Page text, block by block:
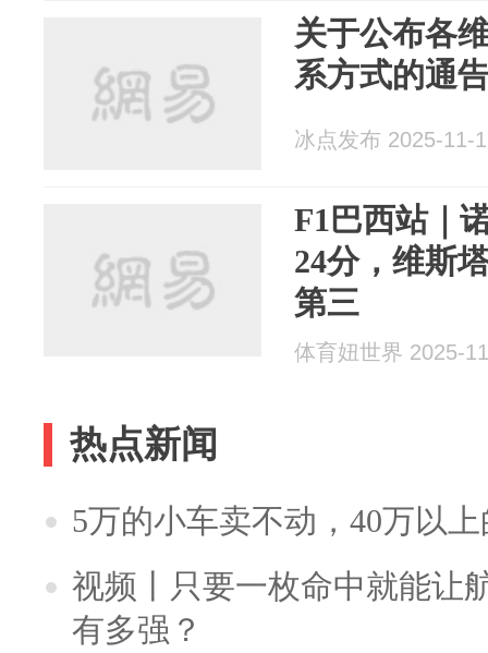
关于公布各
系方式的通
冰点发布 2025-11-
F1巴西站｜
24分，维斯
第三
体育妞世界 2025-
热点新闻
5万的小车卖不动，40万以
视频丨只要一枚命中就能让
有多强？